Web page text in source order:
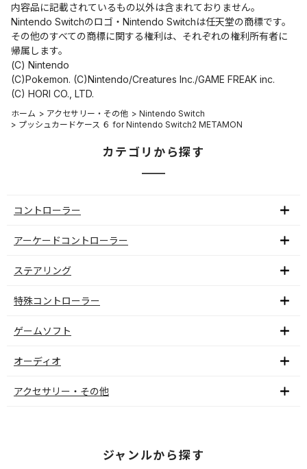
内容品に記載されているもの以外は含まれておりません。
Nintendo Switchのロゴ・Nintendo Switchは任天堂の商標です。
その他のすべての商標に関する権利は、それぞれの権利所有者に
帰属します。
(C) Nintendo
(C)Pokemon. (C)Nintendo/Creatures Inc./GAME FREAK inc.
(C) HORI CO., LTD.
ホーム > アクセサリー・その他 > Nintendo Switch
> プッシュカードケース ６ for Nintendo Switch2 METAMON
カテゴリから探す
コントローラー
アーケードコントローラー
ステアリング
特殊コントローラー
ゲームソフト
オーディオ
アクセサリー・その他
ジャンルから探す